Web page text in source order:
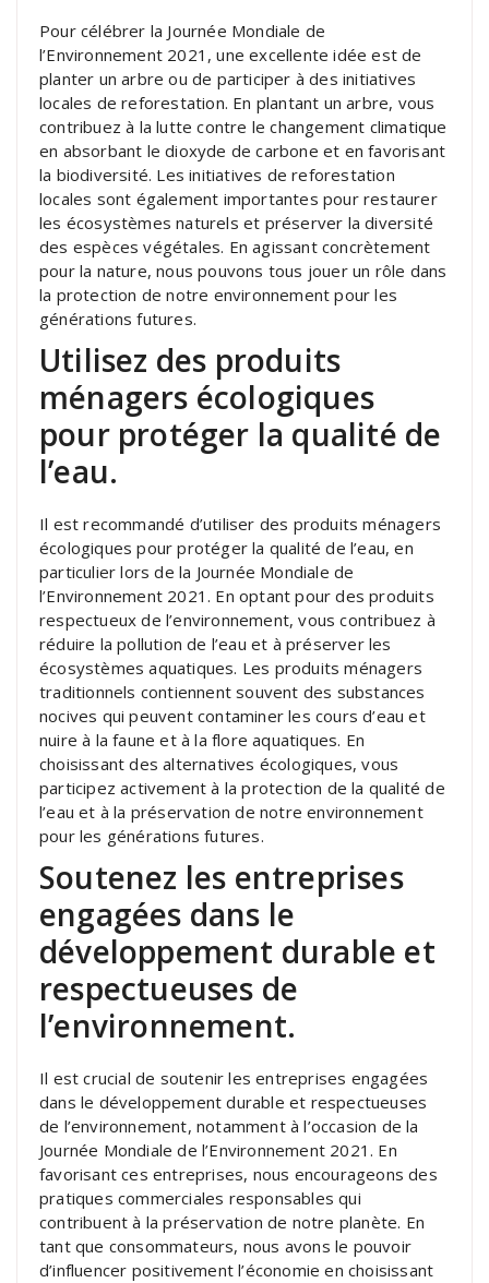
Pour célébrer la Journée Mondiale de
l’Environnement 2021, une excellente idée est de
planter un arbre ou de participer à des initiatives
locales de reforestation. En plantant un arbre, vous
contribuez à la lutte contre le changement climatique
en absorbant le dioxyde de carbone et en favorisant
la biodiversité. Les initiatives de reforestation
locales sont également importantes pour restaurer
les écosystèmes naturels et préserver la diversité
des espèces végétales. En agissant concrètement
pour la nature, nous pouvons tous jouer un rôle dans
la protection de notre environnement pour les
générations futures.
Utilisez des produits
ménagers écologiques
pour protéger la qualité de
l’eau.
Il est recommandé d’utiliser des produits ménagers
écologiques pour protéger la qualité de l’eau, en
particulier lors de la Journée Mondiale de
l’Environnement 2021. En optant pour des produits
respectueux de l’environnement, vous contribuez à
réduire la pollution de l’eau et à préserver les
écosystèmes aquatiques. Les produits ménagers
traditionnels contiennent souvent des substances
nocives qui peuvent contaminer les cours d’eau et
nuire à la faune et à la flore aquatiques. En
choisissant des alternatives écologiques, vous
participez activement à la protection de la qualité de
l’eau et à la préservation de notre environnement
pour les générations futures.
Soutenez les entreprises
engagées dans le
développement durable et
respectueuses de
l’environnement.
Il est crucial de soutenir les entreprises engagées
dans le développement durable et respectueuses
de l’environnement, notamment à l’occasion de la
Journée Mondiale de l’Environnement 2021. En
favorisant ces entreprises, nous encourageons des
pratiques commerciales responsables qui
contribuent à la préservation de notre planète. En
tant que consommateurs, nous avons le pouvoir
d’influencer positivement l’économie en choisissant